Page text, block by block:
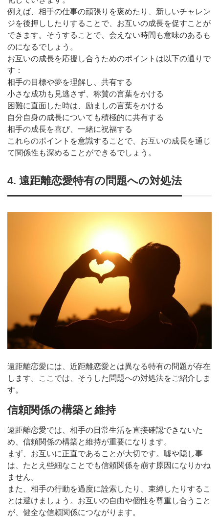
例えば、相手の仕事の頑張りを褒めたり、新しいチャレン
ジを後押ししたりすることで、お互いの成長を促すことが
できます。そうすることで、会えない時間も意味のあるも
のになるでしょう。
お互いの成長を応援し合うためのポイントは以下の通りで
す：
相手の目標や夢を理解し、共有する
小さな成功も見逃さず、称賛の言葉をかける
困難に直面した時は、励ましの言葉をかける
自分自身の成長についても積極的に共有する
相手の成長を喜び、一緒に祝福する
これらのポイントを意識することで、お互いの成長を通じ
て関係性も深めることができるでしょう。
4. 遠距離恋愛特有の問題への対処法
遠距離恋愛には、近距離恋愛とは異なる特有の問題が存在
します。ここでは、そうした問題への対処法をご紹介しま
す。
信頼関係の構築と維持
遠距離恋愛では、相手の日常生活を直接確認できないた
め、信頼関係の構築と維持が重要になります。
まず、お互いに正直であることが大切です。嘘や隠し事
は、たとえ些細なことでも信頼関係を崩す原因になりかね
ません。
また、相手の行動を過度に詮索したり、束縛したりするこ
とは避けましょう。お互いの自由や個性を尊重し合うこと
が、健全な信頼関係につながります。